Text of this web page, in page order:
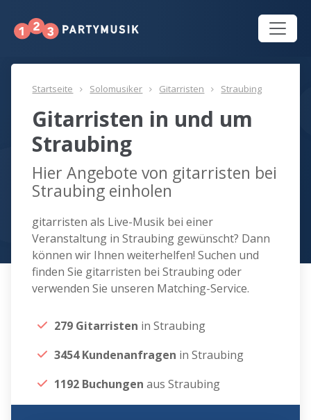
Startseite Solomusiker Gitarristen Straubing
Gitarristen in und um
Straubing
Hier Angebote von gitarristen bei
Straubing einholen
gitarristen als Live-Musik bei einer
Veranstaltung in Straubing gewünscht? Dann
können wir Ihnen weiterhelfen! Suchen und
finden Sie gitarristen bei Straubing oder
verwenden Sie unseren Matching-Service.
279 Gitarristen in Straubing
3454 Kundenanfragen in Straubing
1192 Buchungen aus Straubing